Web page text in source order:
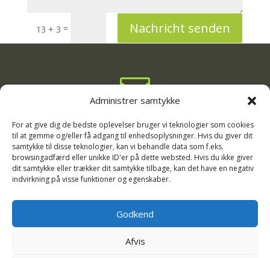
Administrer samtykke
For at give dig de bedste oplevelser bruger vi teknologier som cookies
til at gemme og/eller få adgang til enhedsoplysninger. Hvis du giver dit
samtykke til disse teknologier, kan vi behandle data som f.eks.
browsingadfærd eller unikke ID'er på dette websted. Hvis du ikke giver
dit samtykke eller trækker dit samtykke tilbage, kan det have en negativ
indvirkning på visse funktioner og egenskaber.
Godkend
Afvis
13 + 3 = Nachricht senden

info@rodgaard-camping.dk

+45 75 16 33 11

Kirkevejen 13, 6720 Fanø